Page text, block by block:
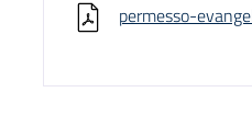
permesso-